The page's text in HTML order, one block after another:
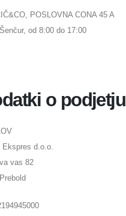
POSLOVNA CONA 45 A
od 8:00 do 17:00
o podjetju
Ekspres d.o.o.
vas 82